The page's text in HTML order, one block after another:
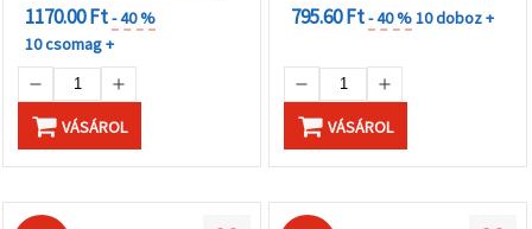
1170.00 Ft- 40 %
10 csomag +
VÁSÁROL
795.60 Ft- 40 %10 doboz +
VÁSÁROL